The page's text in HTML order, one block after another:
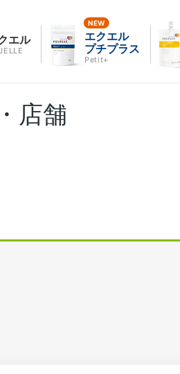
エル
エクエル
プチプラス
Petit+
店舗